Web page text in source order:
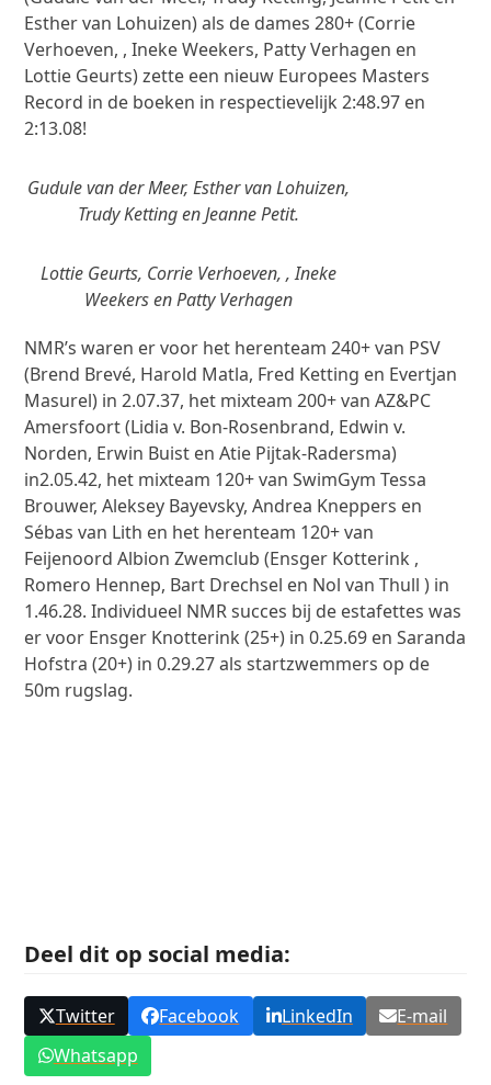
Esther van Lohuizen) als de dames 280+ (Corrie
Verhoeven, , Ineke Weekers, Patty Verhagen en
Lottie Geurts) zette een nieuw Europees Masters
Record in de boeken in respectievelijk 2:48.97 en
2:13.08!
Gudule van der Meer, Esther van Lohuizen,
Trudy Ketting en Jeanne Petit.
Lottie Geurts, Corrie Verhoeven, , Ineke
Weekers en Patty Verhagen
NMR’s waren er voor het herenteam 240+ van PSV
(Brend Brevé, Harold Matla, Fred Ketting en Evertjan
Masurel) in 2.07.37, het mixteam 200+ van AZ&PC
Amersfoort (Lidia v. Bon-Rosenbrand, Edwin v.
Norden, Erwin Buist en Atie Pijtak-Radersma)
in2.05.42, het mixteam 120+ van SwimGym Tessa
Brouwer, Aleksey Bayevsky, Andrea Kneppers en
Sébas van Lith en het herenteam 120+ van
Feijenoord Albion Zwemclub (Ensger Kotterink ,
Romero Hennep, Bart Drechsel en Nol van Thull ) in
1.46.28. Individueel NMR succes bij de estafettes was
er voor Ensger Knotterink (25+) in 0.25.69 en Saranda
Hofstra (20+) in 0.29.27 als startzwemmers op de
50m rugslag.
Deel dit op social media:
Twitter Facebook LinkedIn
E-mail
Whatsapp